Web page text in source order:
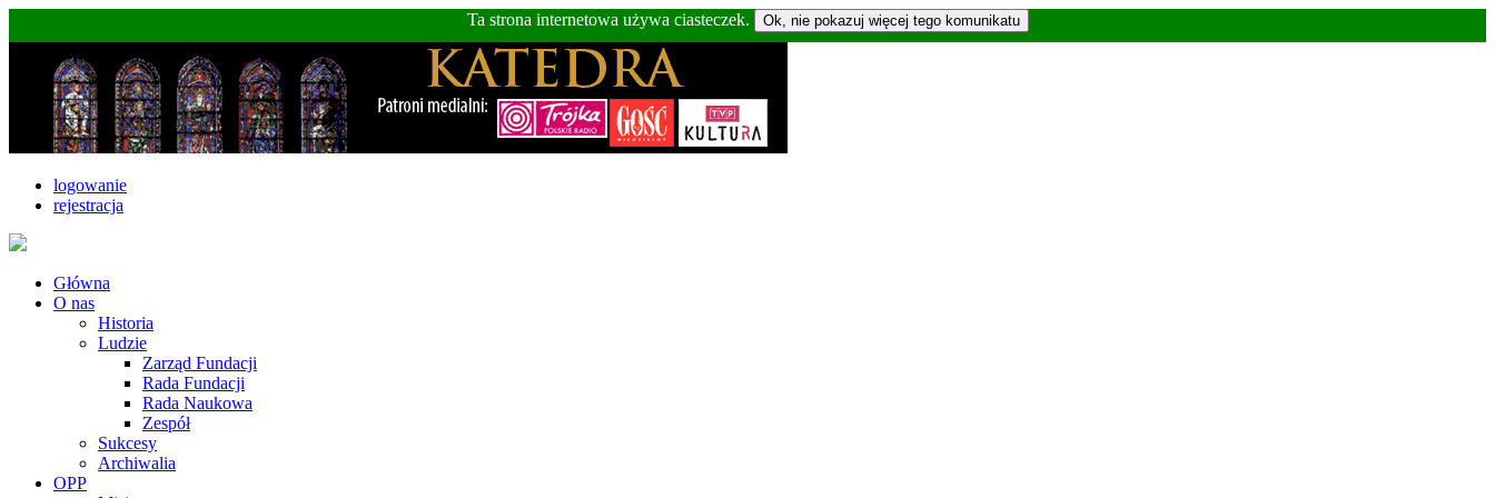
Ta strona internetowa używa ciasteczek.
logowanie
rejestracja
Główna
O nas
Historia
Ludzie
Zarząd Fundacji
Rada Fundacji
Rada Naukowa
Zespół
Sukcesy
Archiwalia
OPP